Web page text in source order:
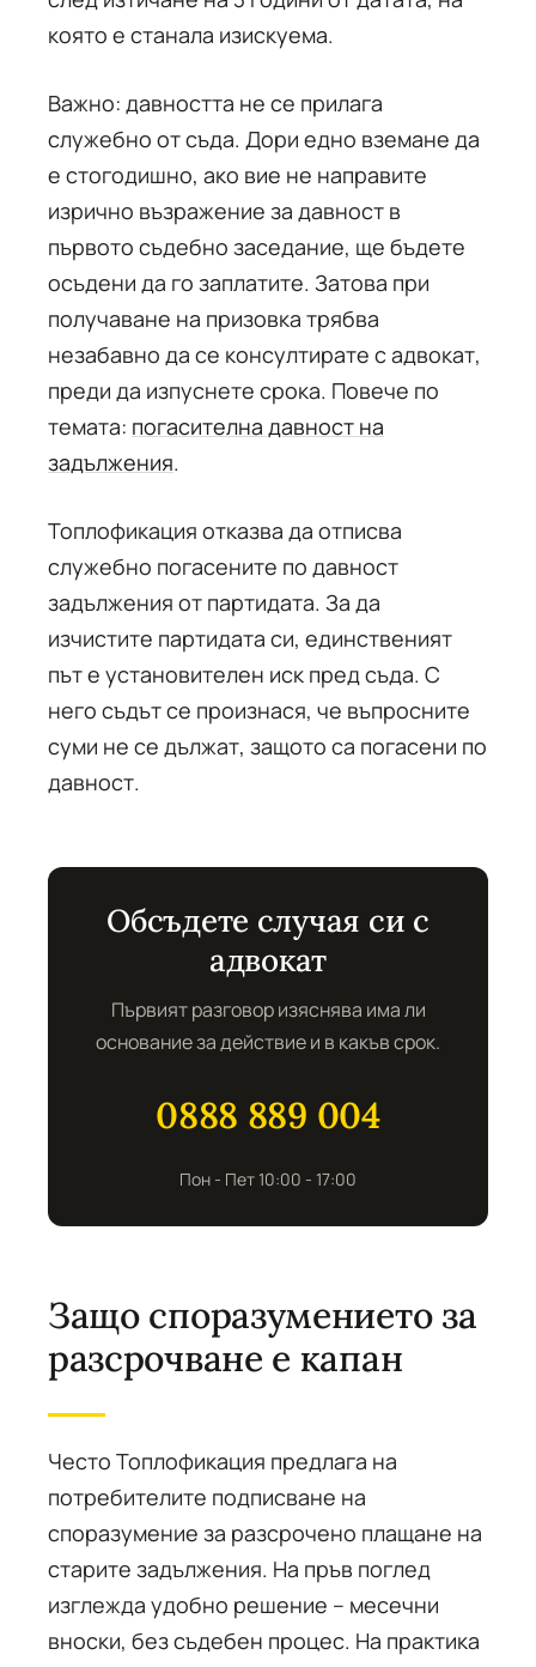
която е станала изискуема.
Важно: давността не се прилага
служебно от съда. Дори едно вземане да
е стогодишно, ако вие не направите
изрично възражение за давност в
първото съдебно заседание, ще бъдете
осъдени да го заплатите. Затова при
получаване на призовка трябва
незабавно да се консултирате с адвокат,
преди да изпуснете срока. Повече по
темата: погасителна давност на
задължения.
Топлофикация отказва да отписва
служебно погасените по давност
задължения от партидата. За да
изчистите партидата си, единственият
път е установителен иск пред съда. С
него съдът се произнася, че въпросните
суми не се дължат, защото са погасени по
давност.
Обсъдете случая си с
адвокат
Първият разговор изяснява има ли
основание за действие и в какъв срок.
0888 889 004
Пон - Пет 10:00 - 17:00
Защо споразумението за
разсрочване е капан
Често Топлофикация предлага на
потребителите подписване на
споразумение за разсрочено плащане на
старите задължения. На пръв поглед
изглежда удобно решение – месечни
вноски, без съдебен процес. На практика